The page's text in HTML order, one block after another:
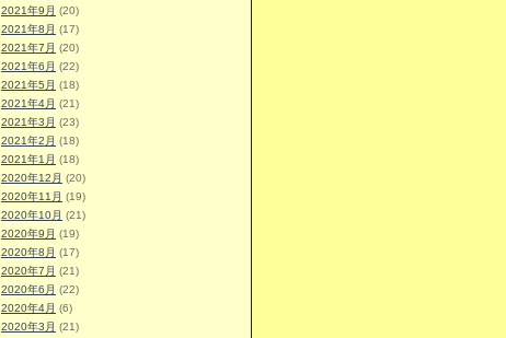
2021年9月 (20)
2021年8月 (17)
2021年7月 (20)
2021年6月 (22)
2021年5月 (18)
2021年4月 (21)
2021年3月 (23)
2021年2月 (18)
2021年1月 (18)
2020年12月 (20)
2020年11月 (19)
2020年10月 (21)
2020年9月 (19)
2020年8月 (17)
2020年7月 (21)
2020年6月 (22)
2020年4月 (6)
2020年3月 (21)